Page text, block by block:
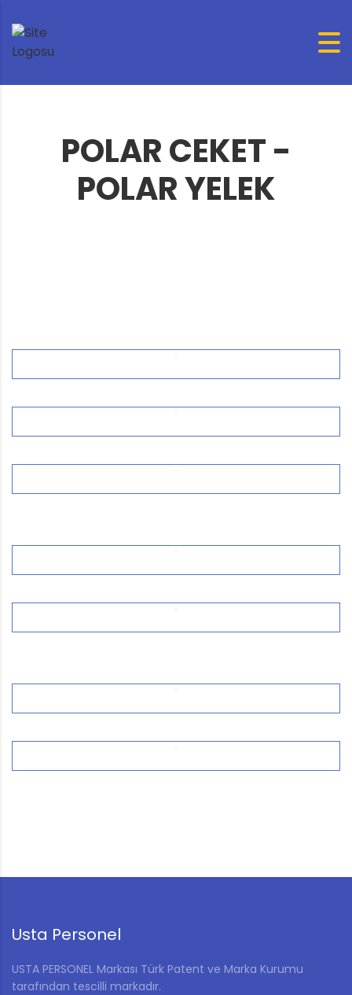
POLAR CEKET -
POLAR YELEK
Usta Personel
USTA PERSONEL Markası Türk Patent ve Marka Kurumu
tarafından tescilli markadır.